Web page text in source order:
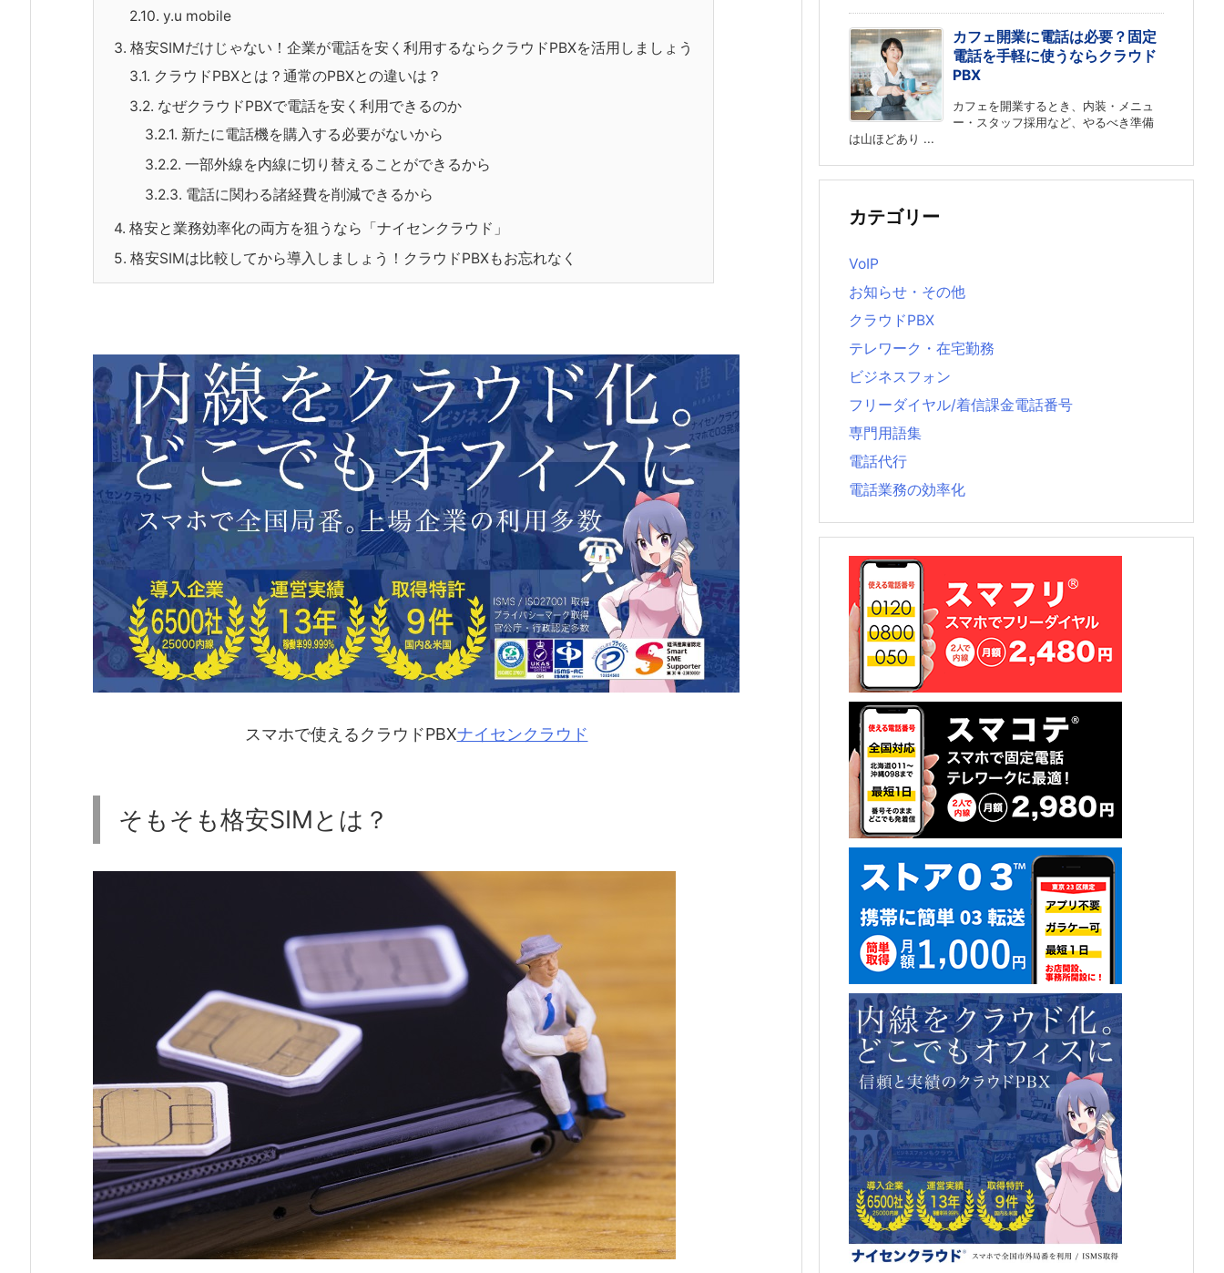
2.10. y.u mobile
3. 格安SIMだけじゃない！企業が電話を安く利用するならクラウドPBXを活用しましょう
3.1. クラウドPBXとは？通常のPBXとの違いは？
3.2. なぜクラウドPBXで電話を安く利用できるのか
3.2.1. 新たに電話機を購入する必要がないから
3.2.2. 一部外線を内線に切り替えることができるから
3.2.3. 電話に関わる諸経費を削減できるから
4. 格安と業務効率化の両方を狙うなら「ナイセンクラウド」
5. 格安SIMは比較してから導入しましょう！クラウドPBXもお忘れなく
スマホで使えるクラウドPBXナイセンクラウド
そもそも格安SIMとは？
カフェ開業に電話は必要？固定
電話を手軽に使うならクラウド
PBX
カフェを開業するとき、内装・メニュ
ー・スタッフ採用など、やるべき準備
は山ほどあり ...
カテゴリー
VoIP
お知らせ・その他
クラウドPBX
テレワーク・在宅勤務
ビジネスフォン
フリーダイヤル/着信課金電話番号
専門用語集
電話代行
電話業務の効率化